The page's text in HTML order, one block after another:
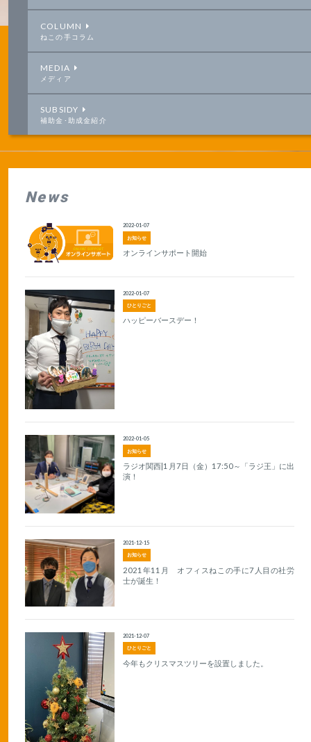
COLUMN
ねこの手コラム
MEDIA
メディア
SUBSIDY
補助金･助成金紹介
News
お知らせ
2022-01-07
オンラインサポート開始
ひとりごと
2022-01-07
ハッピーバースデー！
お知らせ
2022-01-05
ラジオ関西|1月7日（金）17:50～「ラジ王」に出
演！
お知らせ
2021-12-15
2021年11月 オフィスねこの手に7人目の社労
士が誕生！
ひとりごと
2021-12-07
今年もクリスマスツリーを設置しました。